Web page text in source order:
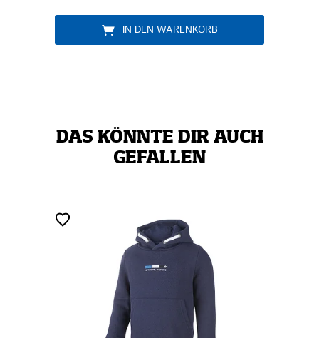
IN DEN WARENKORB
DAS KÖNNTE DIR AUCH
GEFALLEN